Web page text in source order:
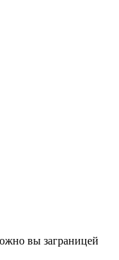
вы заграницей